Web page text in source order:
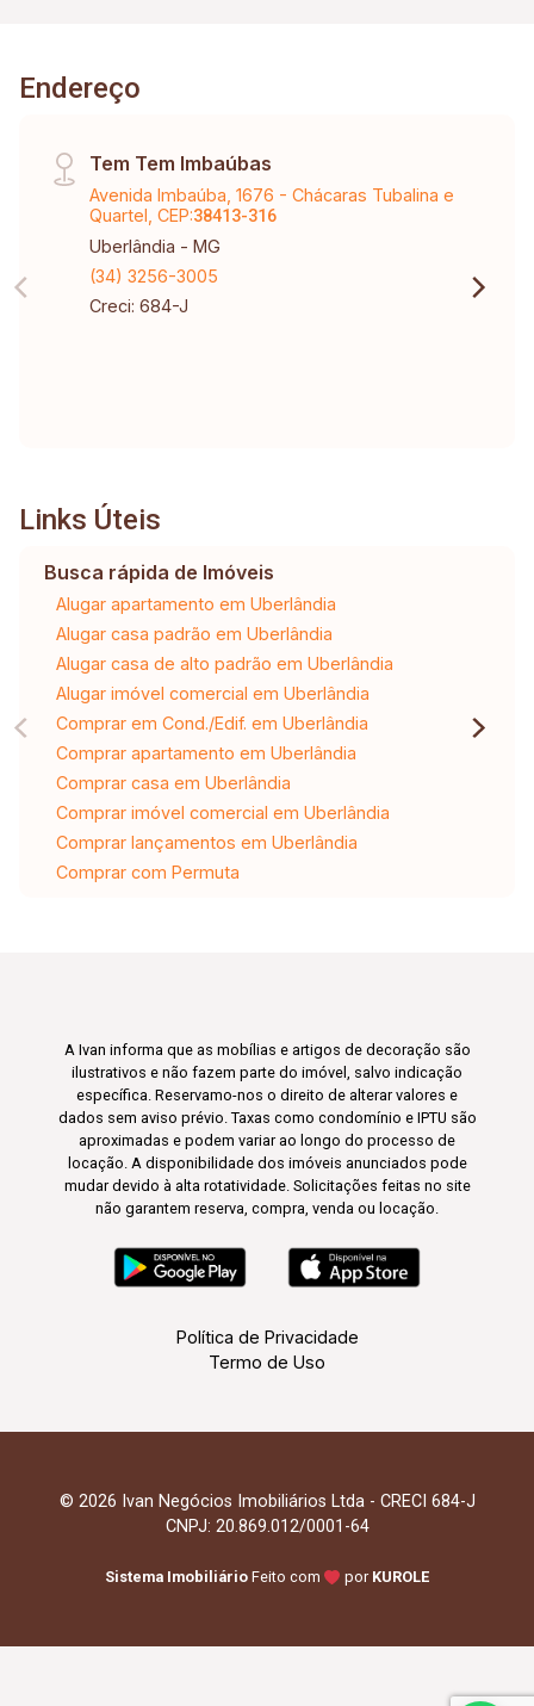
Endereço
Tem Tem Imbaúbas
Avenida Imbaúba, 1676 - Chácaras Tubalina e
Quartel, CEP:38413-316
Uberlândia - MG
(34) 3256-3005
Creci: 684-J
Links Úteis
Busca rápida de Imóveis
Alugar apartamento em Uberlândia
Alugar casa padrão em Uberlândia
Alugar casa de alto padrão em Uberlândia
Alugar imóvel comercial em Uberlândia
Comprar em Cond./Edif. em Uberlândia
Comprar apartamento em Uberlândia
Comprar casa em Uberlândia
Comprar imóvel comercial em Uberlândia
Comprar lançamentos em Uberlândia
Comprar com Permuta
A Ivan informa que as mobílias e artigos de decoração são
ilustrativos e não fazem parte do imóvel, salvo indicação
específica. Reservamo-nos o direito de alterar valores e
dados sem aviso prévio. Taxas como condomínio e IPTU são
aproximadas e podem variar ao longo do processo de
locação. A disponibilidade dos imóveis anunciados pode
mudar devido à alta rotatividade. Solicitações feitas no site
não garantem reserva, compra, venda ou locação.
Política de Privacidade
Termo de Uso
© 2026 Ivan Negócios Imobiliários Ltda - CRECI 684-J
CNPJ: 20.869.012/0001-64
Sistema Imobiliário Feito com por KUROLE